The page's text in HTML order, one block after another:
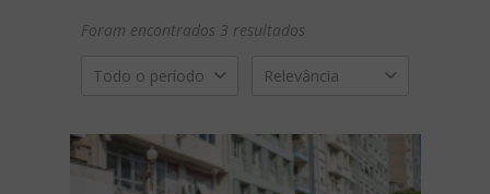
Foram encontrados 3 resultados
Todo o período Relevância